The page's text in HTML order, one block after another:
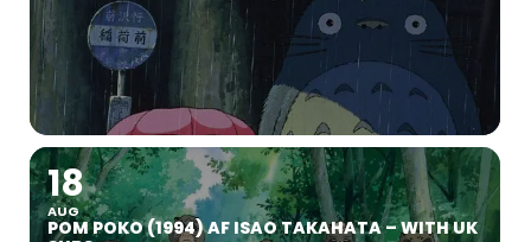
18
AUG
POM POKO (1994) AF ISAO TAKAHATA – WITH UK